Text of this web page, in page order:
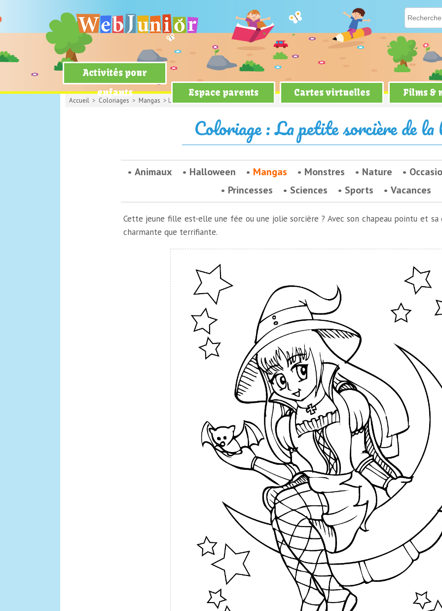
Activités pour
enfants
Espace parents Cartes virtuelles Films &
Accueil > Coloriages > Mangas > La petite sorcière de la lune
Coloriage : La petite sorcière de la
Animaux Halloween Mangas Monstres Nature
Princesses
Sciences Sports Vacances
Cette jeune fille est-elle une fée ou une jolie sorcière ? Avec son chapeau pointu et sa
charmante que terrifiante.